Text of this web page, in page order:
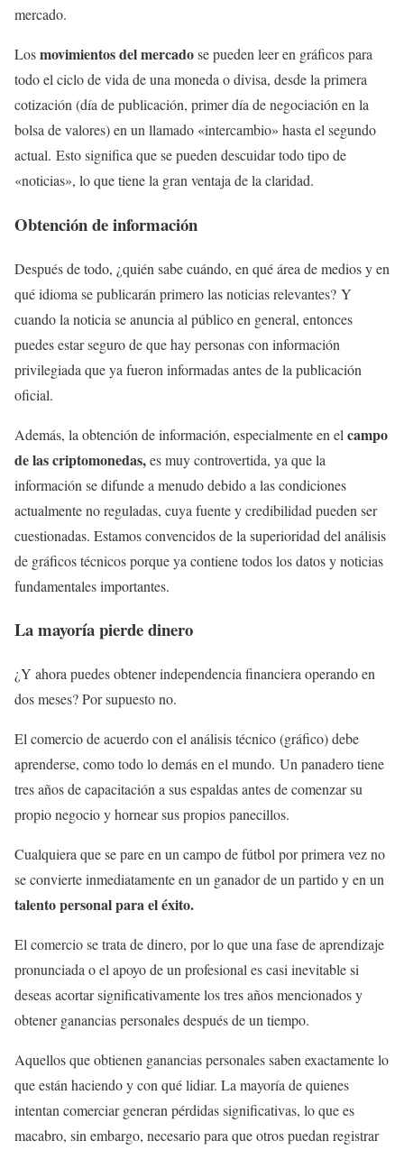
mercado.
Losmovimientos del mercadose pueden leer en gráficos para
todo el ciclo de vida de una moneda o divisa, desde la primera
cotización (día de publicación, primer día de negociación en la
bolsa de valores) en un llamado «intercambio» hasta el segundo
actual. Esto significa que se pueden descuidar todo tipo de
«noticias», lo que tiene la gran ventaja de la claridad.
Obtención de información
Después de todo, ¿quién sabe cuándo, en qué área de medios y en
qué idioma se publicarán primero las noticias relevantes? Y
cuando la noticia se anuncia al público en general, entonces
puedes estar seguro de que hay personas con información
privilegiada que ya fueron informadas antes de la publicación
oficial.
Además, la obtención de información, especialmente en el campo
de las criptomonedas,es muy controvertida, ya que la
información se difunde a menudo debido a las condiciones
actualmente no reguladas, cuya fuente y credibilidad pueden ser
cuestionadas. Estamos convencidos de la superioridad del análisis
de gráficos técnicos porque ya contiene todos los datos y noticias
fundamentales importantes.
La mayoría pierde dinero
¿Y ahora puedes obtener independencia financiera operando en
dos meses? Por supuesto no.
El comercio de acuerdo con el análisis técnico (gráfico) debe
aprenderse, como todo lo demás en el mundo. Un panadero tiene
tres años de capacitación a sus espaldas antes de comenzar su
propio negocio y hornear sus propios panecillos.
Cualquiera que se pare en un campo de fútbol por primera vez no
se convierte inmediatamente en un ganador de un partido y en un
talento personal para el éxito.
El comercio se trata de dinero, por lo que una fase de aprendizaje
pronunciada o el apoyo de un profesional es casi inevitable si
deseas acortar significativamente los tres años mencionados y
obtener ganancias personales después de un tiempo.
Aquellos que obtienen ganancias personales saben exactamente lo
que están haciendo y con qué lidiar. La mayoría de quienes
intentan comerciar generan pérdidas significativas, lo que es
macabro, sin embargo, necesario para que otros puedan registrar